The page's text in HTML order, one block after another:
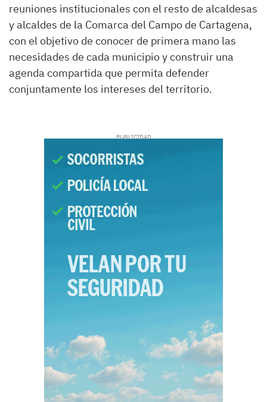
reuniones institucionales con el resto de alcaldesas
y alcaldes de la Comarca del Campo de Cartagena,
con el objetivo de conocer de primera mano las
necesidades de cada municipio y construir una
agenda compartida que permita defender
conjuntamente los intereses del territorio.